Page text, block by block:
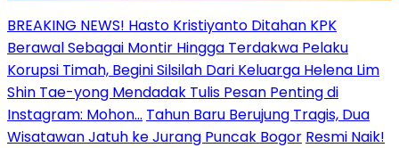
BREAKING NEWS! Hasto Kristiyanto Ditahan KPK
Berawal Sebagai Montir Hingga Terdakwa Pelaku
Korupsi Timah, Begini Silsilah Dari Keluarga Helena Lim
Shin Tae-yong Mendadak Tulis Pesan Penting di
Instagram: Mohon… Tahun Baru Berujung Tragis, Dua
Wisatawan Jatuh ke Jurang Puncak Bogor Resmi Naik!